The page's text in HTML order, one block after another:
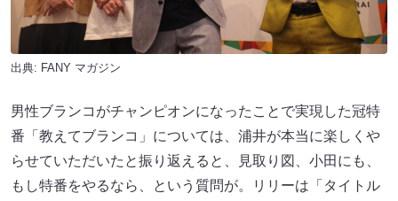
出典: FANY マガジン
男性ブランコがチャンピオンになったことで実現した冠特
番「教えてブランコ」については、浦井が本当に楽しくや
らせていただいたと振り返えると、見取り図、小田にも、
もし特番をやるなら、という質問が。リリーは「タイトル